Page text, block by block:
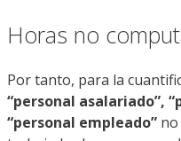
Horas no
Por tanto, para la
“personal asalariado”,
“personal empleado”